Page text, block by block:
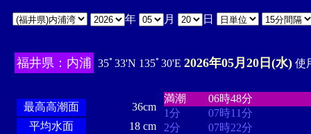
年 月 日
福井県：内浦 35ﾟ33'N 135ﾟ30'E 2026年05月20日(水) 使
最高高潮面
36cm
平均水面
18 cm
満潮
06時48分
1分
07時11分
2分
07時22分